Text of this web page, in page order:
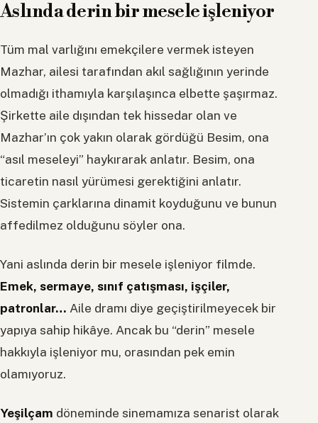
Aslında derin bir mesele işleniyor
Tüm mal varlığını emekçilere vermek isteyen
Mazhar, ailesi tarafından akıl sağlığının yerinde
olmadığı ithamıyla karşılaşınca elbette şaşırmaz.
Şirkette aile dışından tek hissedar olan ve
Mazhar’ın çok yakın olarak gördüğü Besim, ona
“asıl meseleyi” haykırarak anlatır. Besim, ona
ticaretin nasıl yürümesi gerektiğini anlatır.
Sistemin çarklarına dinamit koyduğunu ve bunun
affedilmez olduğunu söyler ona.
Yani aslında derin bir mesele işleniyor filmde.
Emek, sermaye, sınıf çatışması, işçiler,
patronlar… Aile dramı diye geçiştirilmeyecek bir
yapıya sahip hikâye. Ancak bu “derin” mesele
hakkıyla işleniyor mu, orasından pek emin
olamıyoruz.
Yeşilçam döneminde sinemamıza senarist olarak